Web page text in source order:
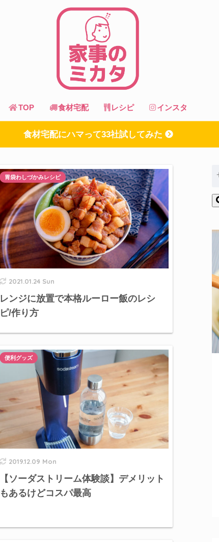
TOP 食材宅配 レシピ インスタ
食材宅配にハマって33社試してみた
2021.01.24 Sun
レンジに放置で本格ルーロー飯のレシ
ピ/作り方
胃袋わしづかみレシピ
2019.12.09 Mon
【ソーダストリーム体験談】デメリット
もあるけどコスパ最高
便利グッズ